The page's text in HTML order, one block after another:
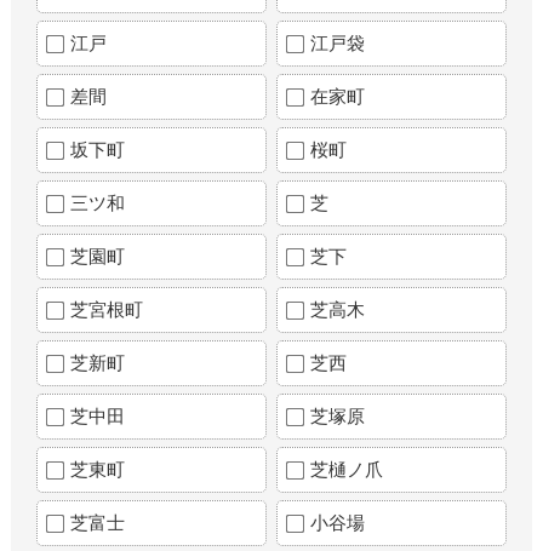
江戸 江戸袋
差間 在家町
坂下町 桜町
三ツ和 芝
芝園町 芝下
芝宮根町 芝高木
芝新町 芝西
芝中田 芝塚原
芝東町 芝樋ノ爪
芝富士 小谷場